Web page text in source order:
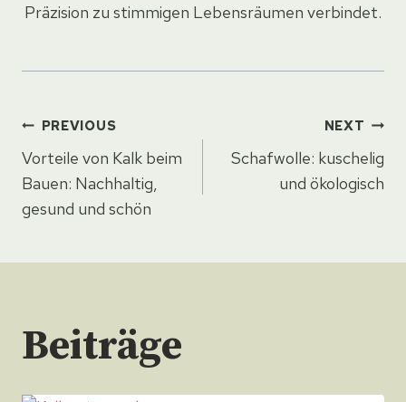
Präzision zu stimmigen Lebensräumen verbindet.
Beitragsnavigation
PREVIOUS
Vorteile von Kalk beim
Bauen: Nachhaltig,
gesund und schön
NEXT
Schafwolle: kuschelig
und ökologisch
Beiträge